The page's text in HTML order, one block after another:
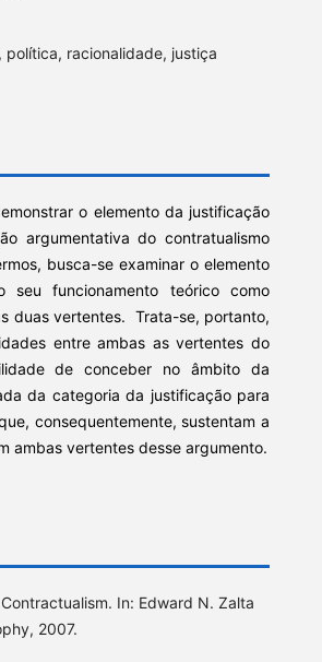
racionalidade, justiça
o elemento da justificação
argumentativa do contratualismo
busca-se examinar o elemento
funcionamento teórico como
duas vertentes. Trata-se, portanto,
entre ambas as vertentes do
de conceber no âmbito da
da categoria da justificação para
consequentemente, sustentam a
ambas vertentes desse argumento.
In: Edward N. Zalta
2007.